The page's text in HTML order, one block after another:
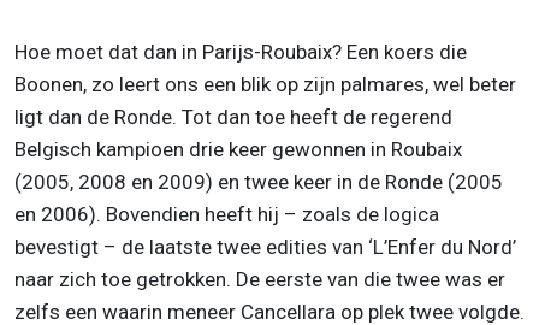
Hoe moet dat dan in Parijs-Roubaix? Een koers die
Boonen, zo leert ons een blik op zijn palmares, wel beter
ligt dan de Ronde. Tot dan toe heeft de regerend
Belgisch kampioen drie keer gewonnen in Roubaix
(2005, 2008 en 2009) en twee keer in de Ronde (2005
en 2006). Bovendien heeft hij – zoals de logica
bevestigt – de laatste twee edities van ‘L’Enfer du Nord’
naar zich toe getrokken. De eerste van die twee was er
zelfs een waarin meneer Cancellara op plek twee volgde.